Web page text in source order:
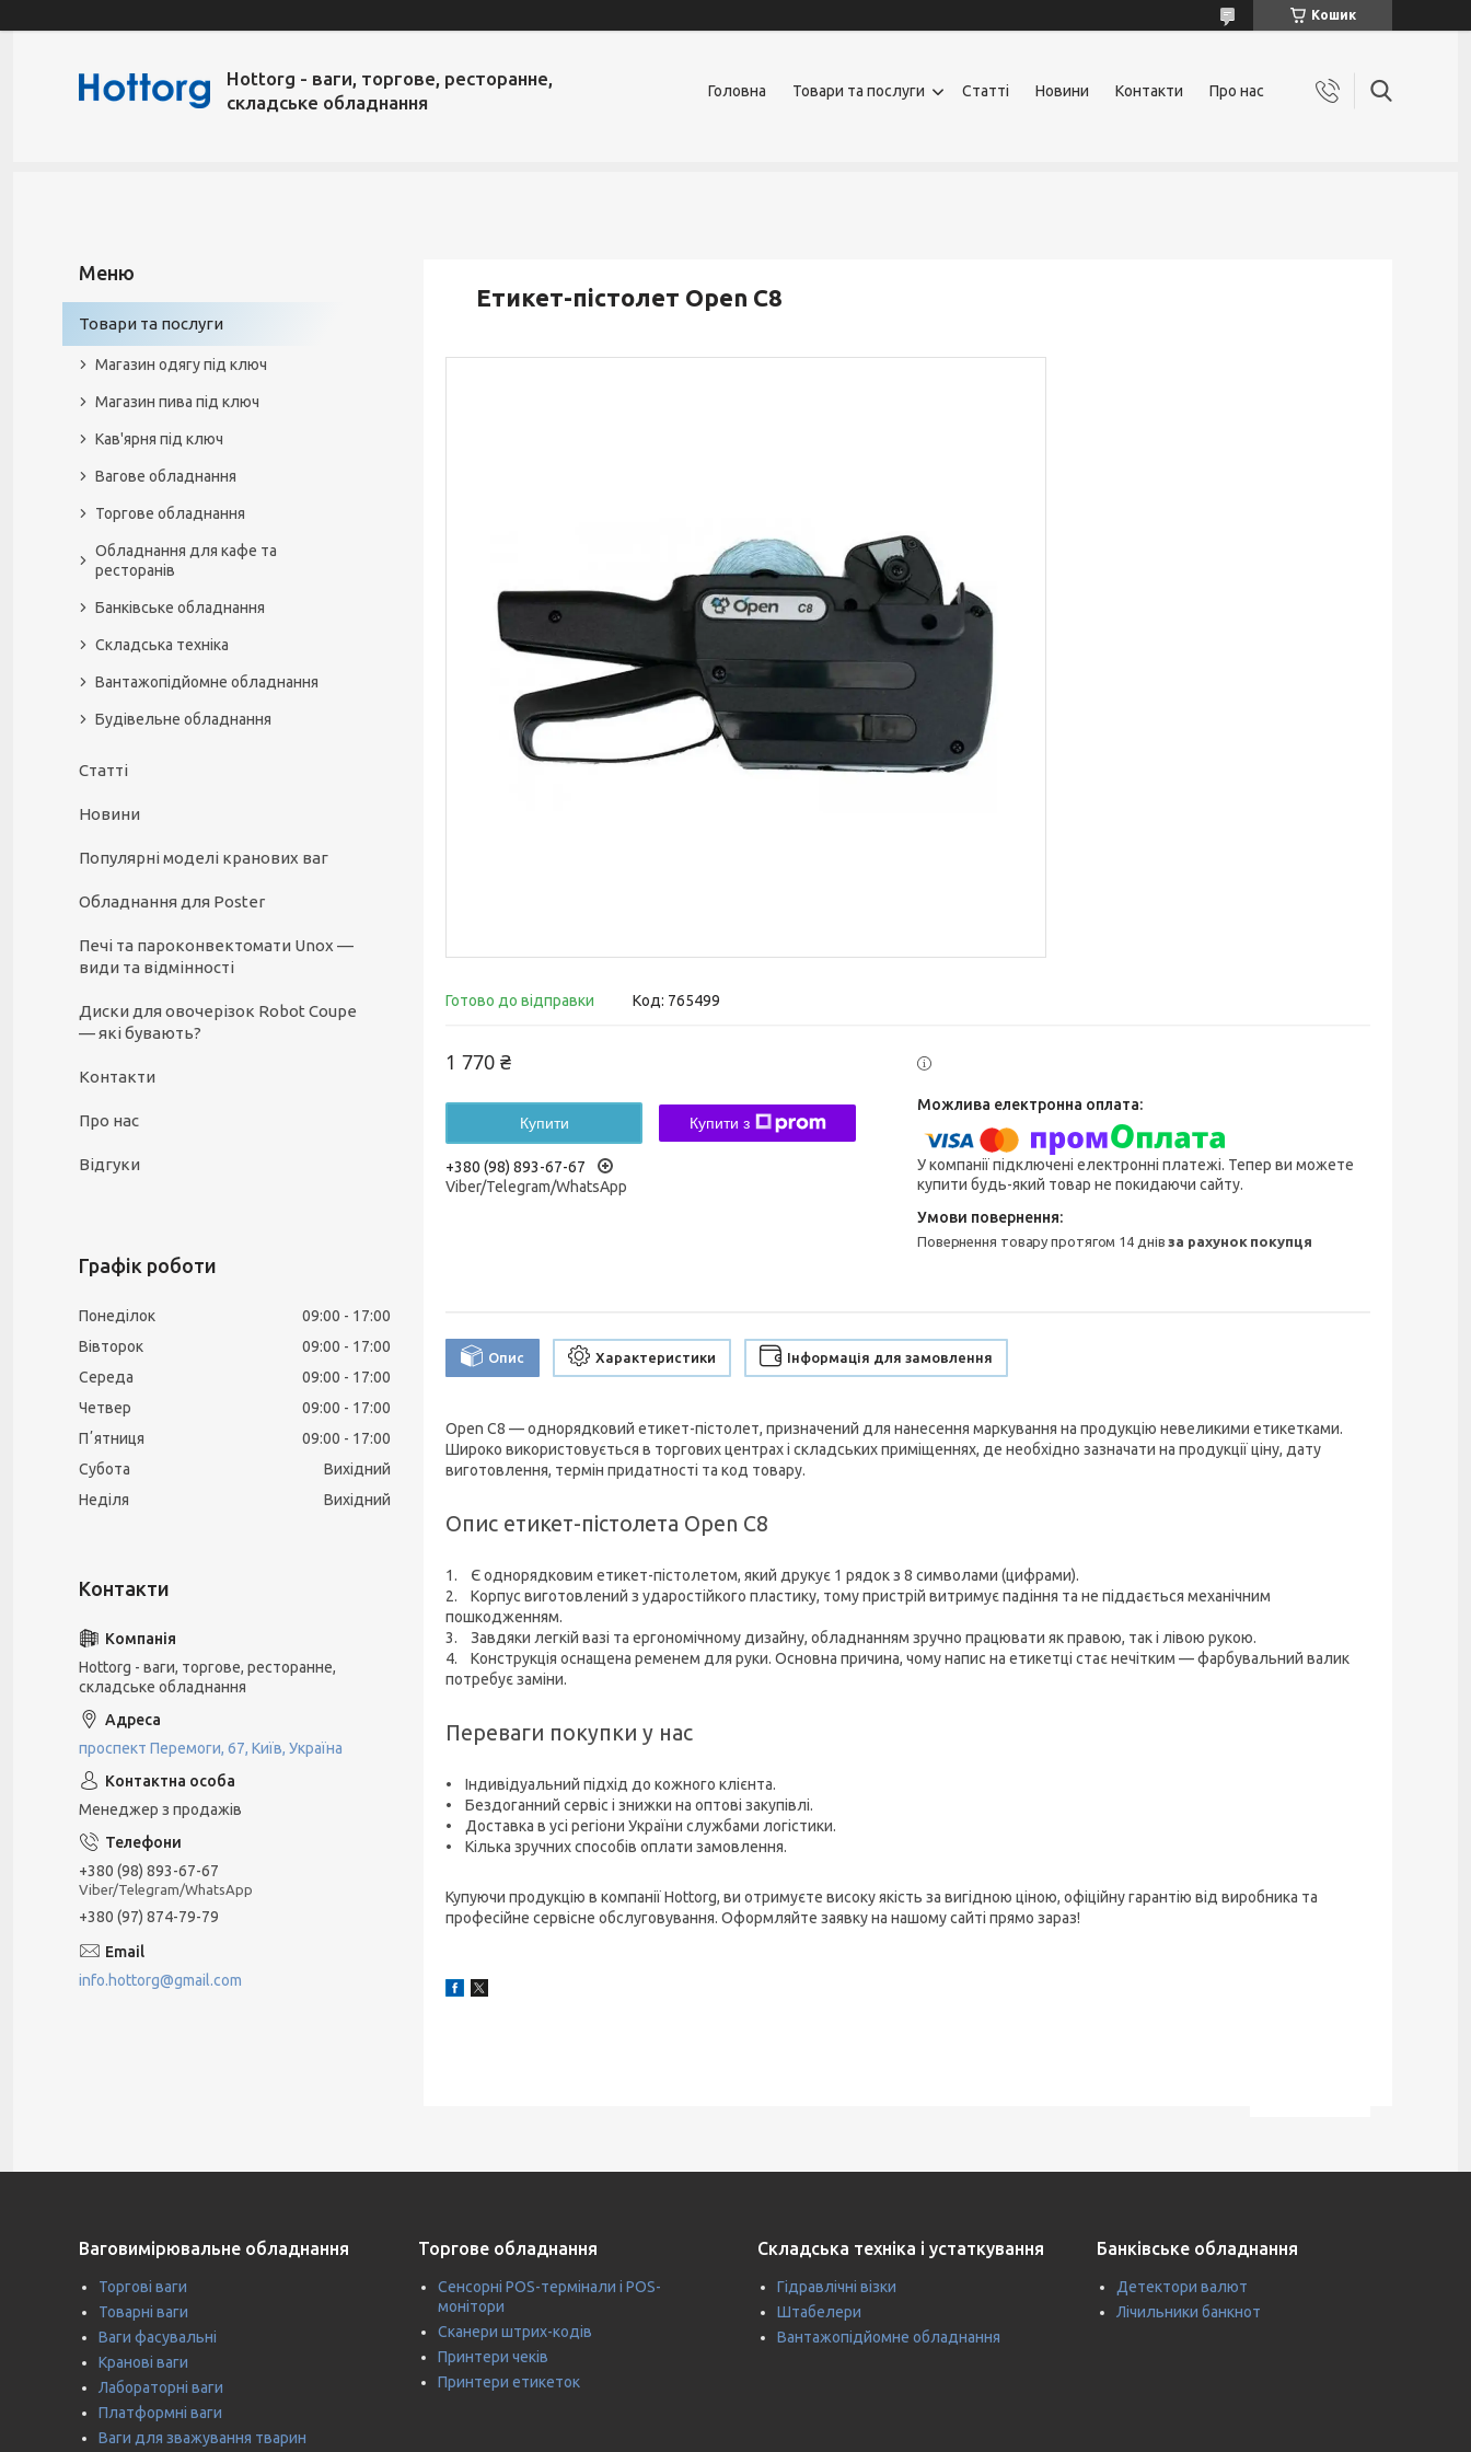
Кошик
Hottorg - ваги, торгове, ресторанне,
складське обладнання
Головна Товари та послуги Статті Новини Контакти Про нас
Етикет-пістолет Open C8
Готово до відправки Код: 765499
1 770 ₴
Купити Купити з
+380 (98) 893-67-67
Viber/Telegram/WhatsApp
У компанії підключені електронні платежі. Тепер ви можете
купити будь-який товар не покидаючи сайту.
повернення товару протягом 14 днівза рахунок покупця
Опис Характеристики Інформація для замовлення
Open C8 — однорядковий етикет-пістолет, призначений для нанесення маркування на продукцію невеликими етикетками.
Широко використовується в торгових центрах і складських приміщеннях, де необхідно зазначати на продукції ціну, дату
виготовлення, термін придатності та код товару.
Опис етикет-пістолета Open C8
1. Є однорядковим етикет-пістолетом, який друкує 1 рядок з 8 символами (цифрами).
2. Корпус виготовлений з ударостійкого пластику, тому пристрій витримує падіння та не піддається механічним
пошкодженням.
3. Завдяки легкій вазі та ергономічному дизайну, обладнанням зручно працювати як правою, так і лівою рукою.
4. Конструкція оснащена ременем для руки. Основна причина, чому напис на етикетці стає нечітким — фарбувальний валик
потребує заміни.
Переваги покупки у нас
• Індивідуальний підхід до кожного клієнта.
• Бездоганний сервіс і знижки на оптові закупівлі.
• Доставка в усі регіони України службами логістики.
• Кілька зручних способів оплати замовлення.
Купуючи продукцію в компанії Hottorg, ви отримуєте високу якість за вигідною ціною, офіційну гарантію від виробника та
професійне сервісне обслуговування. Оформляйте заявку на нашому сайті прямо зараз!
Товари та послуги
Магазин одягу під ключ
Магазин пива під ключ
Кав'ярня під ключ
Вагове обладнання
Торгове обладнання
Обладнання для кафе та
ресторанів
Банківське обладнання
Складська техніка
Вантажопідйомне обладнання
Будівельне обладнання
Статті
Новини
Популярні моделі кранових ваг
Обладнання для Poster
Печі та пароконвектомати Unox —
види та відмінності
Диски для овочерізок Robot Coupe
— які бувають?
Контакти
Про нас
Відгуки
Графік роботи
Понеділок 09:00
17:00
Вівторок
09:00
17:00
Середа
09:00
17:00
Четвер
09:00
17:00
Пʼятниця
09:00
17:00
Субота
Вихідний
Неділя
Вихідний
Hottorg - ваги, торгове, ресторанне,
складське обладнання
проспект Перемоги, 67, Київ, Україна
Менеджер з продажів
+380 (98) 893-67-67
Viber/Telegram/WhatsApp
+380 (97) 874-79-79
info.hottorg@gmail.com
Ваговимірювальне обладнання
Торгові ваги
Товарні ваги
Ваги фасувальні
Кранові ваги
Лабораторні ваги
Платформні ваги
Ваги для зважування тварин
Торгове обладнання
Сенсорні POS-термінали і POS-
монітори
Сканери штрих-кодів
Принтери чеків
Принтери етикеток
Складська техніка і устаткування
Гідравлічні візки
Штабелери
Вантажопідйомне обладнання
Банківське обладнання
Детектори валют
Лічильники банкнот